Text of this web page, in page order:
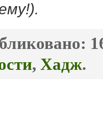
, Хадж.